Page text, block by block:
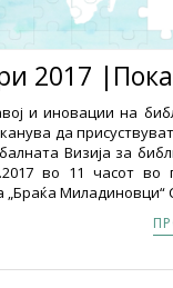
и иновации на
да
Визија за
во 11 часот во
„Браќа Миладиновци“